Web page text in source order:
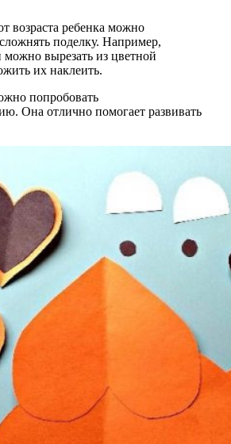
возраста ребенка можно
поделку. Например,
вырезать из цветной
их наклеить.
попробовать
Она отлично помогает развивать